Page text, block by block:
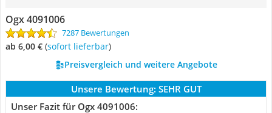
Ogx 4091006
7287 Bewertungen
ab 6,00 € ( Sofort lieferbar)
Preisvergleich und weitere Angebote
Unsere Bewertung: SEHR GUT
Unser Fazit für Ogx 4091006: